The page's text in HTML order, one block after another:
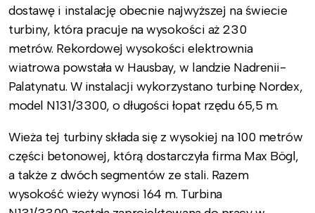
dostawę i instalację obecnie najwyższej na świecie
turbiny, która pracuje na wysokości aż 230
metrów. Rekordowej wysokości elektrownia
wiatrowa powstała w Hausbay, w landzie Nadrenii-
Palatynatu. W instalacji wykorzystano turbinę Nordex,
model N131/3300, o długości łopat rzędu 65,5 m.
Wieża tej turbiny składa się z wysokiej na 100 metrów
części betonowej, którą dostarczyła firma Max Bögl,
a także z dwóch segmentów ze stali. Razem
wysokość wieży wynosi 164 m. Turbina